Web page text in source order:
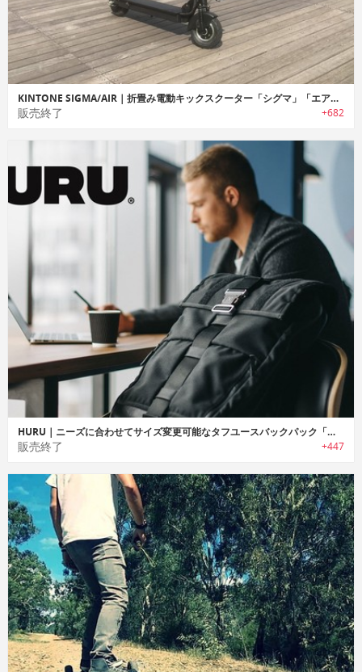
KINTONE SIGMA/AIR｜折畳み電動キックスクーター「シグマ」「エアー」
販売終了 +682
HURU｜ニーズに合わせてサイズ変更可能なタフユースバックパック「フル」
販売終了 +447